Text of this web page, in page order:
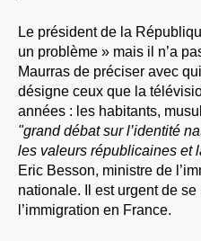
Le président de la
un problème » mais il n’a
Maurras de préciser avec
désigne ceux que la
années : les habitants,
"grand débat sur l’identité
les valeurs républicaines et
Eric Besson, ministre de
nationale. Il est urgent de
l’immigration en France.